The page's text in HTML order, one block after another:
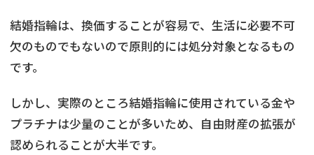
結婚指輪は、換価することが容易で、生活に必要不可
欠のものでもないので原則的には処分対象となるもの
です。
しかし、実際のところ結婚指輪に使用されている金や
プラチナは少量のことが多いため、自由財産の拡張が
認められることが大半です。